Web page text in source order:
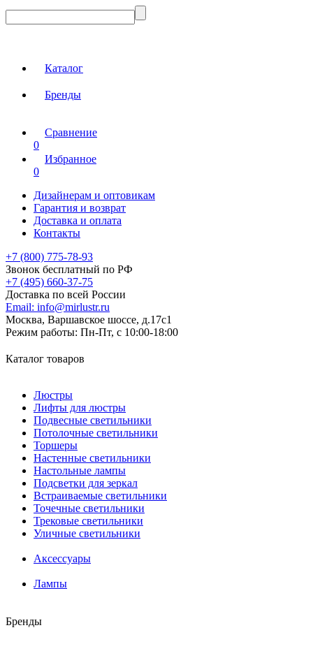
Каталог
Бренды
Сравнение
0
Избранное
0
Дизайнерам и оптовикам
Гарантия и возврат
Доставка и оплата
Контакты
+7 (800) 775-78-93
Звонок бесплатный по РФ
+7 (495) 660-37-75
Доставка по всей России
Email: info@mirlustr.ru
Москва, Варшавское шоссе, д.17c1
Режим работы: Пн-Пт, с 10:00-18:00
Каталог товаров
Люстры
Лифты для люстры
Подвесные светильники
Потолочные светильники
Торшеры
Настенные светильники
Настольные лампы
Подсветки для зеркал
Встраиваемые светильники
Точечные светильники
Трековые светильники
Уличные светильники
Аксессуары
Лампы
Бренды